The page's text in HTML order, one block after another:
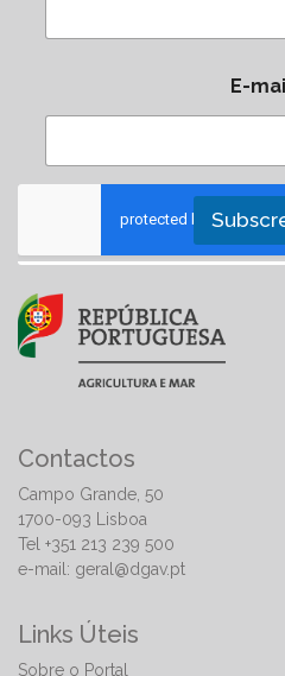
E-
Contactos
Campo Grande, 50
1700-093 Lisboa
Tel +351 213 239 500
e-mail: geral@dgav.pt
Links Úteis
Sobre o Portal